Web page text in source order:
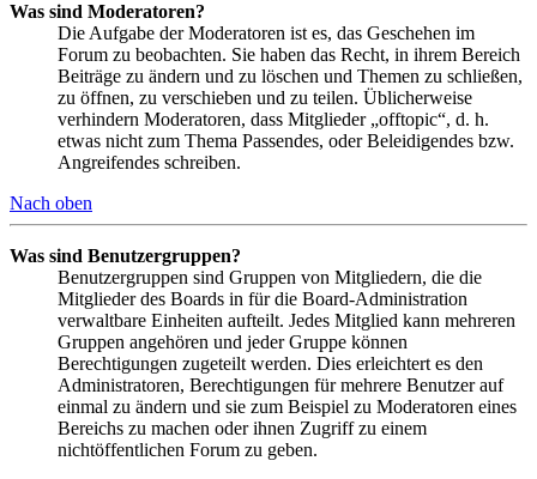
Was sind Moderatoren?
Die Aufgabe der Moderatoren ist es, das Geschehen im
Forum zu beobachten. Sie haben das Recht, in ihrem Bereich
Beiträge zu ändern und zu löschen und Themen zu schließen,
zu öffnen, zu verschieben und zu teilen. Üblicherweise
verhindern Moderatoren, dass Mitglieder „offtopic“, d. h.
etwas nicht zum Thema Passendes, oder Beleidigendes bzw.
Angreifendes schreiben.
Nach oben
Was sind Benutzergruppen?
Benutzergruppen sind Gruppen von Mitgliedern, die die
Mitglieder des Boards in für die Board-Administration
verwaltbare Einheiten aufteilt. Jedes Mitglied kann mehreren
Gruppen angehören und jeder Gruppe können
Berechtigungen zugeteilt werden. Dies erleichtert es den
Administratoren, Berechtigungen für mehrere Benutzer auf
einmal zu ändern und sie zum Beispiel zu Moderatoren eines
Bereichs zu machen oder ihnen Zugriff zu einem
nichtöffentlichen Forum zu geben.